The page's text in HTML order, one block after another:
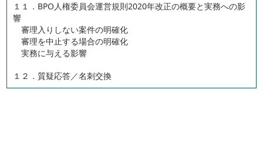
１１．BPO人権委員会運営規則2020年改正の概要と実務への影
響
審理入りしない案件の明確化
審理を中止する場合の明確化
実務に与える影響
１２．質疑応答／名刺交換